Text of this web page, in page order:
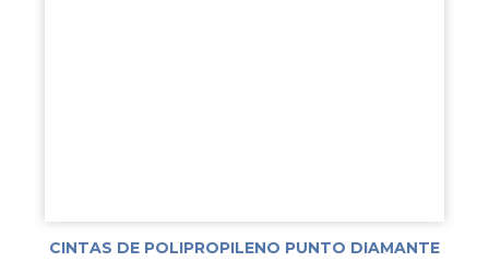
CINTAS DE POLIPROPILENO PUNTO DIAMANTE